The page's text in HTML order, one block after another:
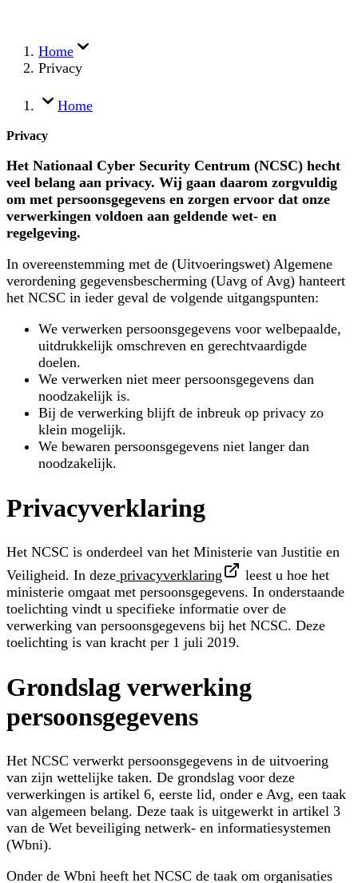
Home
Privacy
Home
Privacy
Het Nationaal Cyber Security Centrum (NCSC) hecht
veel belang aan privacy. Wij gaan daarom zorgvuldig
om met persoonsgegevens en zorgen ervoor dat onze
verwerkingen voldoen aan geldende wet- en
regelgeving.
In overeenstemming met de (Uitvoeringswet) Algemene
verordening gegevensbescherming (Uavg of Avg) hanteert
het NCSC in ieder geval de volgende uitgangspunten:
We verwerken persoonsgegevens voor welbepaalde,
uitdrukkelijk omschreven en gerechtvaardigde
doelen.
We verwerken niet meer persoonsgegevens dan
noodzakelijk is.
Bij de verwerking blijft de inbreuk op privacy zo
klein mogelijk.
We bewaren persoonsgegevens niet langer dan
noodzakelijk.
Privacyverklaring
Het NCSC is onderdeel van het Ministerie van Justitie en
Veiligheid. In deze privacyverklaring
leest u hoe het
ministerie omgaat met persoonsgegevens. In onderstaande
toelichting vindt u specifieke informatie over de
verwerking van persoonsgegevens bij het NCSC. Deze
toelichting is van kracht per 1 juli 2019.
Grondslag verwerking
persoonsgegevens
Het NCSC verwerkt persoonsgegevens in de uitvoering
van zijn wettelijke taken. De grondslag voor deze
verwerkingen is artikel 6, eerste lid, onder e Avg, een taak
van algemeen belang. Deze taak is uitgewerkt in artikel 3
van de Wet beveiliging netwerk- en informatiesystemen
(Wbni).
Onder de Wbni heeft het NCSC de taak om organisaties